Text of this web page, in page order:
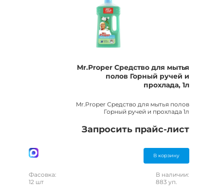
Mr.Proper Средство для мытья
полов Горный ручей и
прохлада, 1л
Mr.Proper Средство для мытья полов
Горный ручей и прохлада 1л
Запросить прайс-лист
В корзину
Фасовка:
12 шт
В наличии:
883 уп.